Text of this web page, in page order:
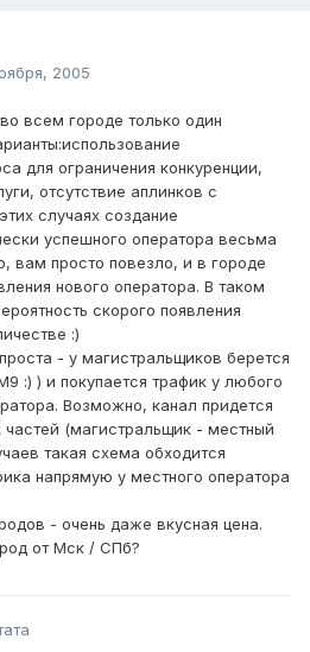
2005
всем городе только один
для ограничения конкуренции,
отсутствие аплинков с
случаях создание
успешного оператора весьма
вам просто повезло, и в городе
нового оператора. В таком
скорого появления
:)
- у магистральщиков берется
:) ) и покупается трафик у любого
Возможно, канал придется
частей (магистральщик - местный
такая схема обходится
напрямую у местного оператора
- очень даже вкусная цена.
от Мск / СПб?